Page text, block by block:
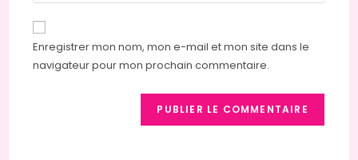
comment
comment
de
votre
site
Enregistrer mon nom, mon e-mail et mon site dans le
navigateur pour mon prochain commentaire.